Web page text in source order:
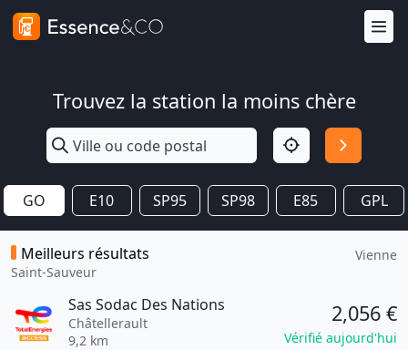
Trouvez la station la moins chère
GO E10 SP95 SP98 E85 GPL
Meilleurs résultats
Saint-Sauveur
Vienne
Sas Sodac Des Nations
Châtellerault
9,2 km
2,056 €
Vérifié aujourd'hui